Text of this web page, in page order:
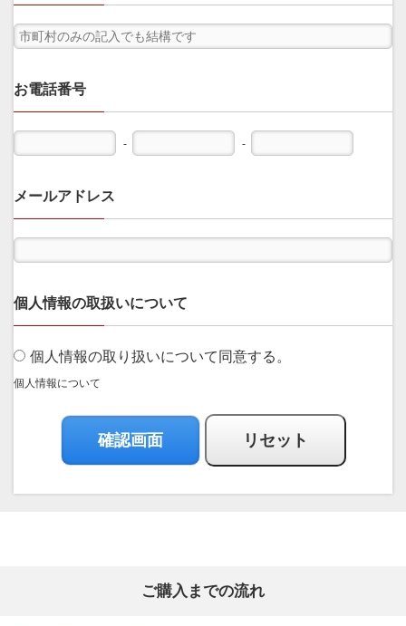
お電話番号
- -
メールアドレス
個人情報の取扱いについて
個人情報の取り扱いについて同意する。
個人情報について
ご購入までの流れ